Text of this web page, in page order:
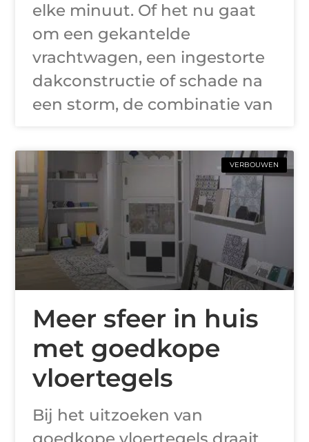
elke minuut. Of het nu gaat
om een gekantelde
vrachtwagen, een ingestorte
dakconstructie of schade na
een storm, de combinatie van
VERBOUWEN
Meer sfeer in huis
met goedkope
vloertegels
Bij het uitzoeken van